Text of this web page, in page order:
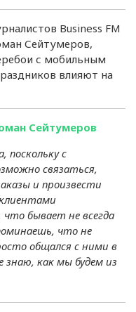
Business FM
Сейтумеров,
с мобильным
влияют на
Сейтумеров
с
связаться,
и произвести
бывает не всегда
что не
общался с ними в
знаю, как мы будем из